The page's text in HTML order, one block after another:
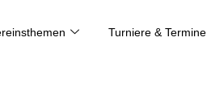
Turniere & Termine